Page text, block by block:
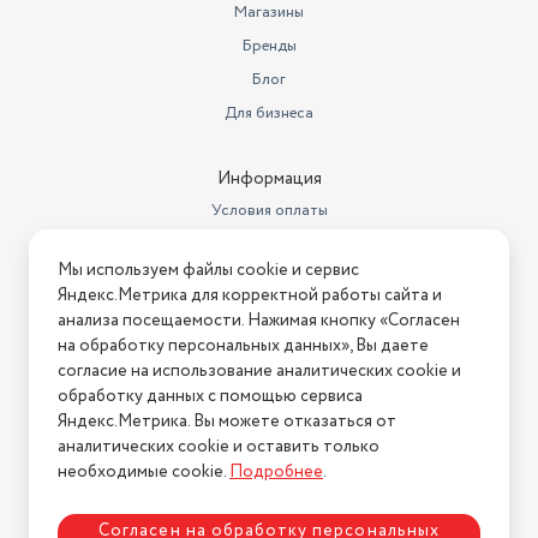
4х тактный
Магазины
Бренды
Блог
Для бизнеса
Информация
Условия оплаты
Условия возврата
Нашли ошибку на сайте? Напишите нам
2026 © Интернет-магазин "АстМаркет". У нас есть всё!
Политика конфиденциальности
Мы используем файлы cookie и сервис
Яндекс.Метрика для корректной работы сайта и
анализа посещаемости. Нажимая кнопку «Согласен
на обработку персональных данных», Вы даете
согласие на использование аналитических cookie и
обработку данных с помощью сервиса
Яндекс.Метрика. Вы можете отказаться от
аналитических cookie и оставить только
необходимые cookie.Подробнее.
Согласен на обработку персональных